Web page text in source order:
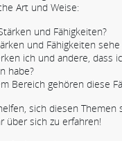
Art und Weise:
und Fähigkeiten?
und Fähigkeiten
ich und andere, dass
habe?
Bereich gehören diese
sich diesen Themen
über sich zu erfahren!